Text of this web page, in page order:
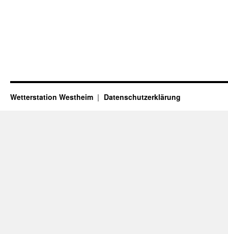
Wetterstation Westheim Datenschutzerklärung